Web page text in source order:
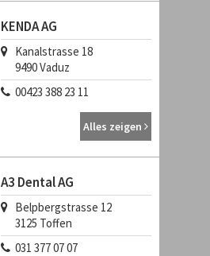
KENDA AG
Kanalstrasse 18
9490Vaduz
00423 388 23 11
Alles zeigen
A3 Dental AG
Belpbergstrasse 12
3125 Toffen
031 377 07 07